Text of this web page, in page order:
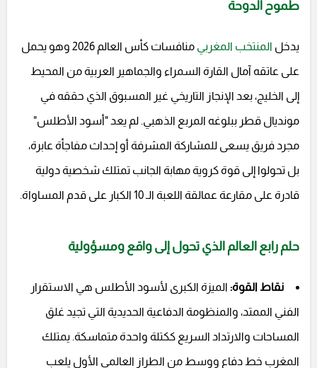
طموح الدوحة
يدخل المنتخب المغربي منافسات كأس العالم 2026 وهو يحمل
على عاتقه آمال القارة السمراء والجماهير العربية من المحيط
إلى الخليج، بعد الإنجاز التاريخي غير المسبوق الذي حققه في
مونديال قطر ببلوغه المربع الذهبي. لم يعد "أسود الأطلس"
مجرد فريق يسعى للمشاركة المشرفة أو إحداث مفاجأة عابرة،
بل تحولوا إلى قوة كروية مهابة الجانب تمتلك شخصية دولية
قادرة على مقارعة عمالقة اللعبة الـ 10 الكبار على قدم المساواة.
حلم رابع العالم الذي تحول إلى واقع ومسؤولية
نقاط القوة: الميزة الكبرى لأسود الأطلس هي الاستقرار
الفني الممتد، والمنظومة الدفاعية الحديدية التي تجيد غلق
المساحات والارتداد السريع ككتلة واحدة متماسكة. يمتلك
المغرب خط دفاع ووسط من الطراز العالمي الأول يلعب